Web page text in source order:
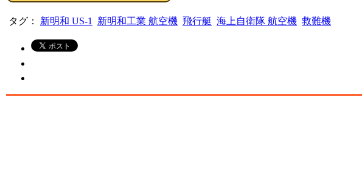
タグ： 新明和 US-1 新明和工業 航空機 飛行艇 海上自衛隊 航空機 救難機